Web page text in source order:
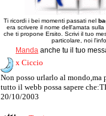
Ti ricordi i bei momenti passati nel
era scrivere il nome dell'amata sulla
che ti propone Ersito. Scrivi il tuo
particolare, noi
Manda anche tu il tuo
x Ciccio
Non posso urlarlo al mondo,ma
tutto il webb possa sapere
20/10/2003